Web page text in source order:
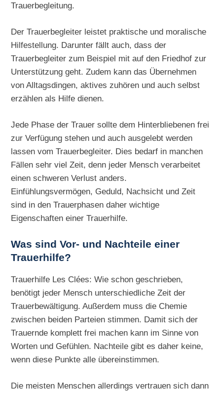
Trauerbegleitung.
Der Trauerbegleiter leistet praktische und moralische
Hilfestellung. Darunter fällt auch, dass der
Trauerbegleiter zum Beispiel mit auf den Friedhof zur
Unterstützung geht. Zudem kann das Übernehmen
von Alltagsdingen, aktives zuhören und auch selbst
erzählen als Hilfe dienen.
Jede Phase der Trauer sollte dem Hinterbliebenen frei
zur Verfügung stehen und auch ausgelebt werden
lassen vom Trauerbegleiter. Dies bedarf in manchen
Fällen sehr viel Zeit, denn jeder Mensch verarbeitet
einen schweren Verlust anders.
Einfühlungsvermögen, Geduld, Nachsicht und Zeit
sind in den Trauerphasen daher wichtige
Eigenschaften einer Trauerhilfe.
Was sind Vor- und Nachteile einer
Trauerhilfe?
Trauerhilfe Les Clées: Wie schon geschrieben,
benötigt jeder Mensch unterschiedliche Zeit der
Trauerbewältigung. Außerdem muss die Chemie
zwischen beiden Parteien stimmen. Damit sich der
Trauernde komplett frei machen kann im Sinne von
Worten und Gefühlen. Nachteile gibt es daher keine,
wenn diese Punkte alle übereinstimmen.
Die meisten Menschen allerdings vertrauen sich dann